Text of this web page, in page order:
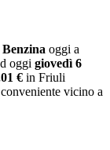
Benzina oggi a
oggi giovedì 6
€ in Friuli
vicino a